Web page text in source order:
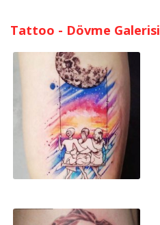
Tattoo - Dövme Galerisi